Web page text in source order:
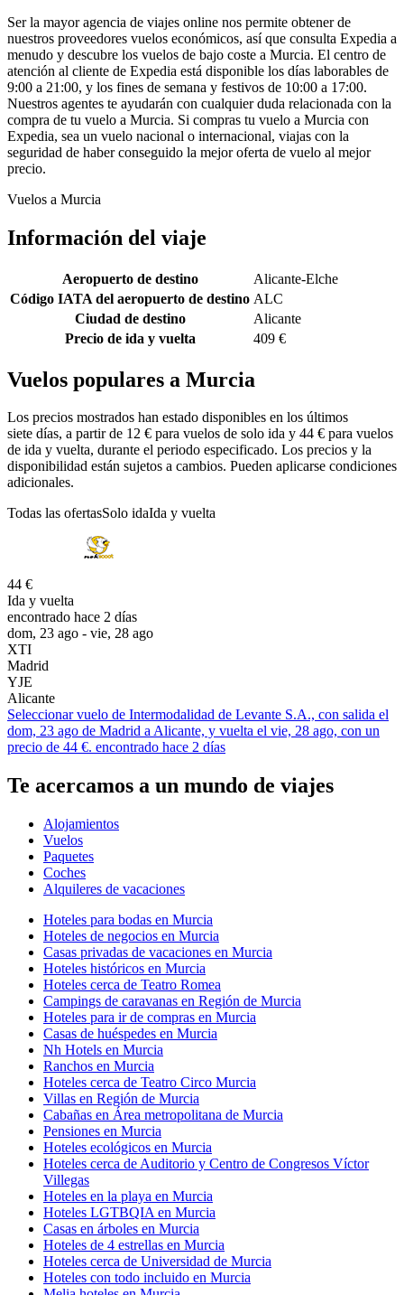
Ser la mayor agencia de viajes online nos permite obtener de
nuestros proveedores vuelos económicos, así que consulta Expedia a
menudo y descubre los vuelos de bajo coste a Murcia. El centro de
atención al cliente de Expedia está disponible los días laborables de
9:00 a 21:00, y los fines de semana y festivos de 10:00 a 17:00.
Nuestros agentes te ayudarán con cualquier duda relacionada con la
compra de tu vuelo a Murcia. Si compras tu vuelo a Murcia con
Expedia, sea un vuelo nacional o internacional, viajas con la
seguridad de haber conseguido la mejor oferta de vuelo al mejor
precio.
Vuelos a Murcia
Información del viaje
Aeropuerto de destino
Alicante-Elche
Código IATA del aeropuerto de destino ALC
Ciudad de destino
Alicante
Precio de ida y vuelta
409 €
Vuelos populares a Murcia
Los precios mostrados han estado disponibles en los últimos
siete días, a partir de 12 € para vuelos de solo ida y 44 € para vuelos
de ida y vuelta, durante el periodo especificado. Los precios y la
disponibilidad están sujetos a cambios. Pueden aplicarse condiciones
adicionales.
Todas las ofertasSolo idaIda y vuelta
44 €
Ida y vuelta
encontrado hace 2 días
dom, 23 ago - vie, 28 ago
XTI
Madrid
YJE
Alicante
Seleccionar vuelo de Intermodalidad de Levante S.A., con salida el
dom, 23 ago de Madrid a Alicante, y vuelta el vie, 28 ago, con un
precio de 44 €. encontrado hace 2 días
Te acercamos a un mundo de viajes
Alojamientos
Vuelos
Paquetes
Coches
Alquileres de vacaciones
Hoteles para bodas en Murcia
Hoteles de negocios en Murcia
Casas privadas de vacaciones en Murcia
Hoteles históricos en Murcia
Hoteles cerca de Teatro Romea
Campings de caravanas en Región de Murcia
Hoteles para ir de compras en Murcia
Casas de huéspedes en Murcia
Nh Hotels en Murcia
Ranchos en Murcia
Hoteles cerca de Teatro Circo Murcia
Villas en Región de Murcia
Cabañas en Área metropolitana de Murcia
Pensiones en Murcia
Hoteles ecológicos en Murcia
Hoteles cerca de Auditorio y Centro de Congresos Víctor
Villegas
Hoteles en la playa en Murcia
Hoteles LGTBQIA en Murcia
Casas en árboles en Murcia
Hoteles de 4 estrellas en Murcia
Hoteles cerca de Universidad de Murcia
Hoteles con todo incluido en Murcia